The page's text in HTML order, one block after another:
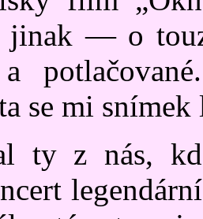
— o
a
se mi
ty z nás,